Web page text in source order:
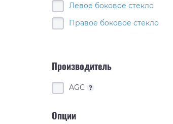
Левое боковое стекло
Правое боковое стекло
Производитель
AGC ?
Опции